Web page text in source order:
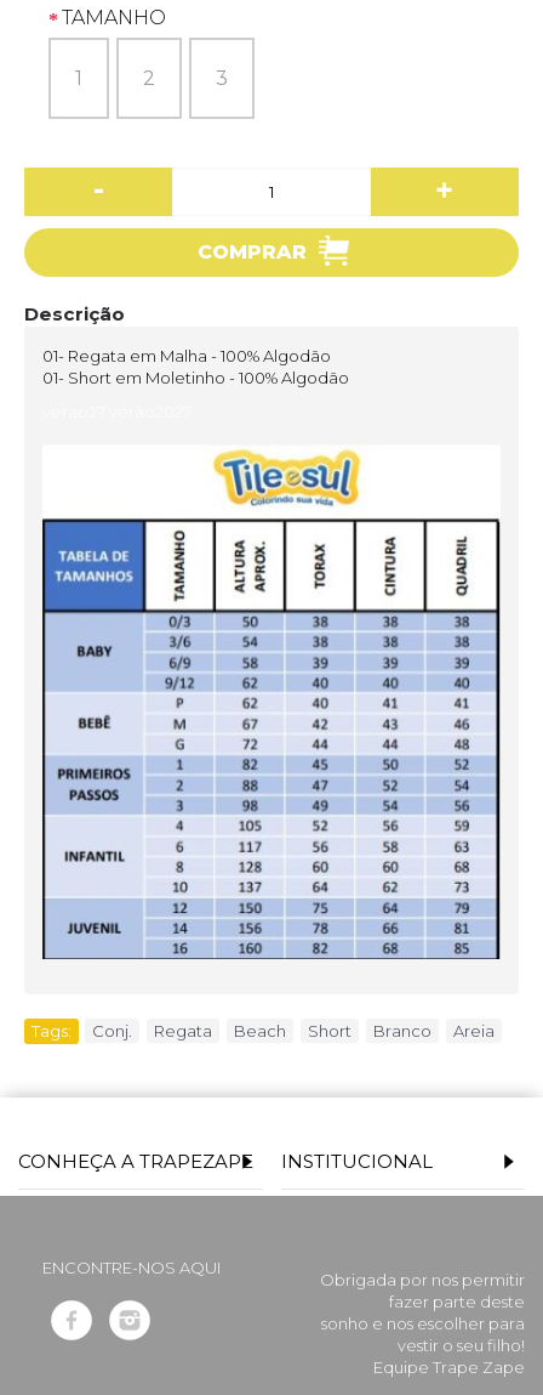
TAMANHO
1 2 3
- +
COMPRAR
Descrição
01- Regata em Malha - 100% Algodão
01- Short em Moletinho - 100% Algodão
Tags: Conj. Regata Beach Short Branco Areia
CONHEÇA A TRAPEZAPE INSTITUCIONAL
ENCONTRE-NOS AQUI
Obrigada por nos permitir
fazer parte deste
sonho e nos escolher para
vestir o seu filho!
Equipe Trape Zape